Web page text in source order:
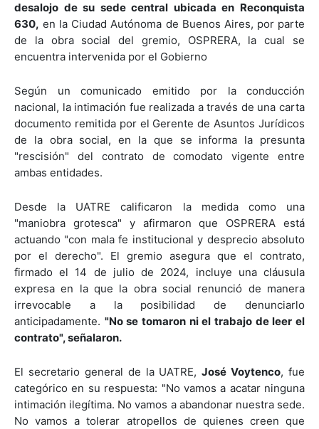
desalojo de su sede central ubicada en Reconquista
630, en la Ciudad Autónoma de Buenos Aires, por parte
de la obra social del gremio, OSPRERA, la cual se
encuentra intervenida por el Gobierno
Según un comunicado emitido por la conducción
nacional, la intimación fue realizada a través de una carta
documento remitida por el Gerente de Asuntos Jurídicos
de la obra social, en la que se informa la presunta
"rescisión" del contrato de comodato vigente entre
ambas entidades.
Desde la UATRE calificaron la medida como una
"maniobra grotesca" y afirmaron que OSPRERA está
actuando "con mala fe institucional y desprecio absoluto
por el derecho". El gremio asegura que el contrato,
firmado el 14 de julio de 2024, incluye una cláusula
expresa en la que la obra social renunció de manera
irrevocable a la posibilidad de denunciarlo
anticipadamente. "No se tomaron ni el trabajo de leer el
contrato", señalaron.
El secretario general de la UATRE,José Voytenco, fue
categórico en su respuesta: "No vamos a acatar ninguna
intimación ilegítima. No vamos a abandonar nuestra sede.
No vamos a tolerar atropellos de quienes creen que